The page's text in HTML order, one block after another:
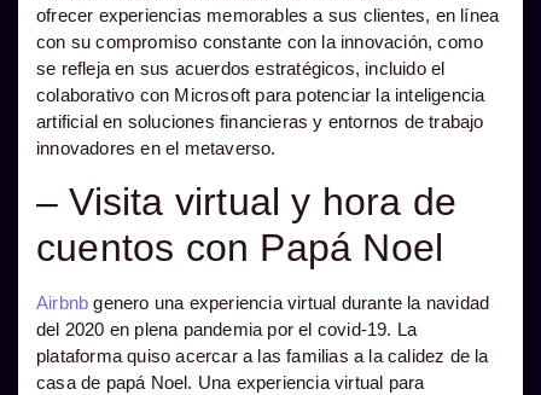
ofrecer experiencias memorables a sus clientes, en línea
con su compromiso constante con la innovación, como
se refleja en sus acuerdos estratégicos, incluido el
colaborativo con Microsoft para potenciar la inteligencia
artificial en soluciones financieras y entornos de trabajo
innovadores en el metaverso.
– Visita virtual y hora de
cuentos con Papá Noel
Airbnb genero una experiencia virtual durante la navidad
del 2020 en plena pandemia por el covid-19. La
plataforma quiso acercar a las familias a la calidez de la
casa de papá Noel. Una experiencia virtual para